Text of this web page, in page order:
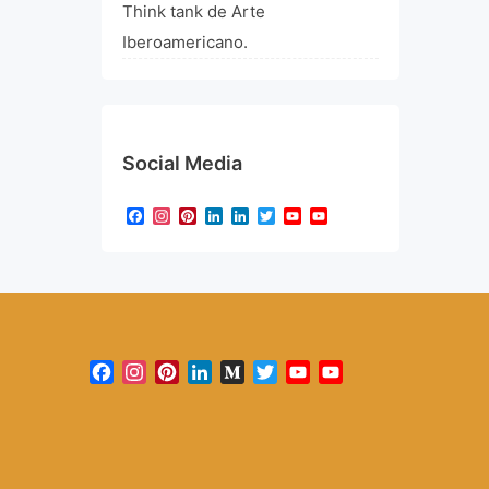
Think tank de Arte
Iberoamericano.
Social Media
Facebook
Instagram
Pinterest
LinkedIn
LinkedIn
TwitterYouTube
Facebook
Instagram
PinterestLinkedInMediumTwitterYouTube